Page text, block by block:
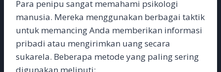
Para penipu sangat memahami psikologi
manusia. Mereka menggunakan berbagai taktik
untuk memancing Anda memberikan informasi
pribadi atau mengirimkan uang secara
sukarela. Beberapa metode yang paling sering